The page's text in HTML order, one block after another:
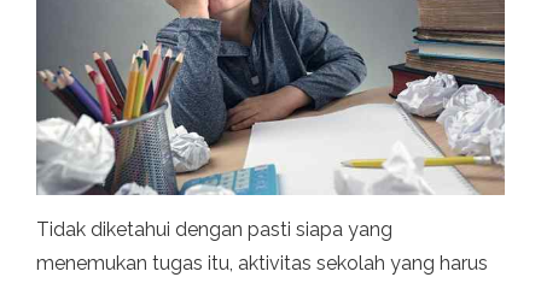
Tidak diketahui dengan pasti siapa yang
menemukan tugas itu, aktivitas sekolah yang harus